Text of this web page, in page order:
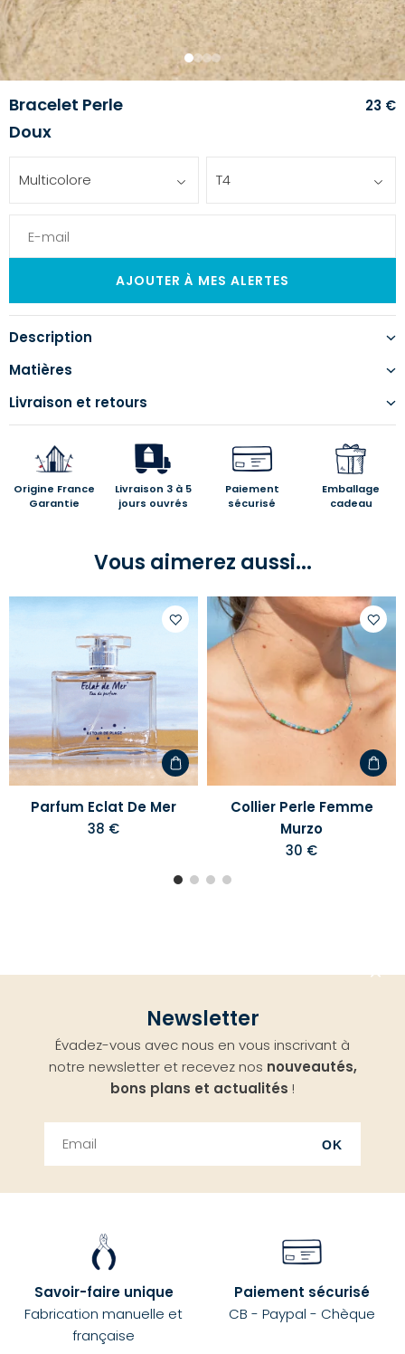
1 234
Bracelet Perle
Doux
23 €
Multicolore T4
Description
Matières
Livraison et retours
Origine France
Garantie
Livraison 3 à 5
jours ouvrés
Paiement
sécurisé
Emballage
cadeau
Vous aimerez aussi...
Ajouter
votre
liste
d'envies
Parfum Eclat De Mer
38 €
à
votre
liste
Collier Perle Femme
Murzo
30 €
Newsletter
Évadez-vous avec nous en vous inscrivant à
notre newsletter et recevez nos nouveautés,
bons plans et actualités !
OK
Savoir-faire unique
Fabrication manuelle et
française
Paiement sécurisé
CB - Paypal - Chèque